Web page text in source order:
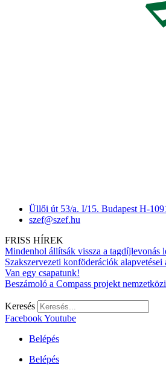
Üllői út 53/a. I/15. Budapest H-
szef@szef.hu
FRISS HÍREK
Mindenhol állítsák vissza a tagdíjlevonás
Szakszervezeti konföderációk
Van egy csapatunk!
Beszámoló a Compass projekt
Keresés
FacebookYoutube
Belépés
Belépés